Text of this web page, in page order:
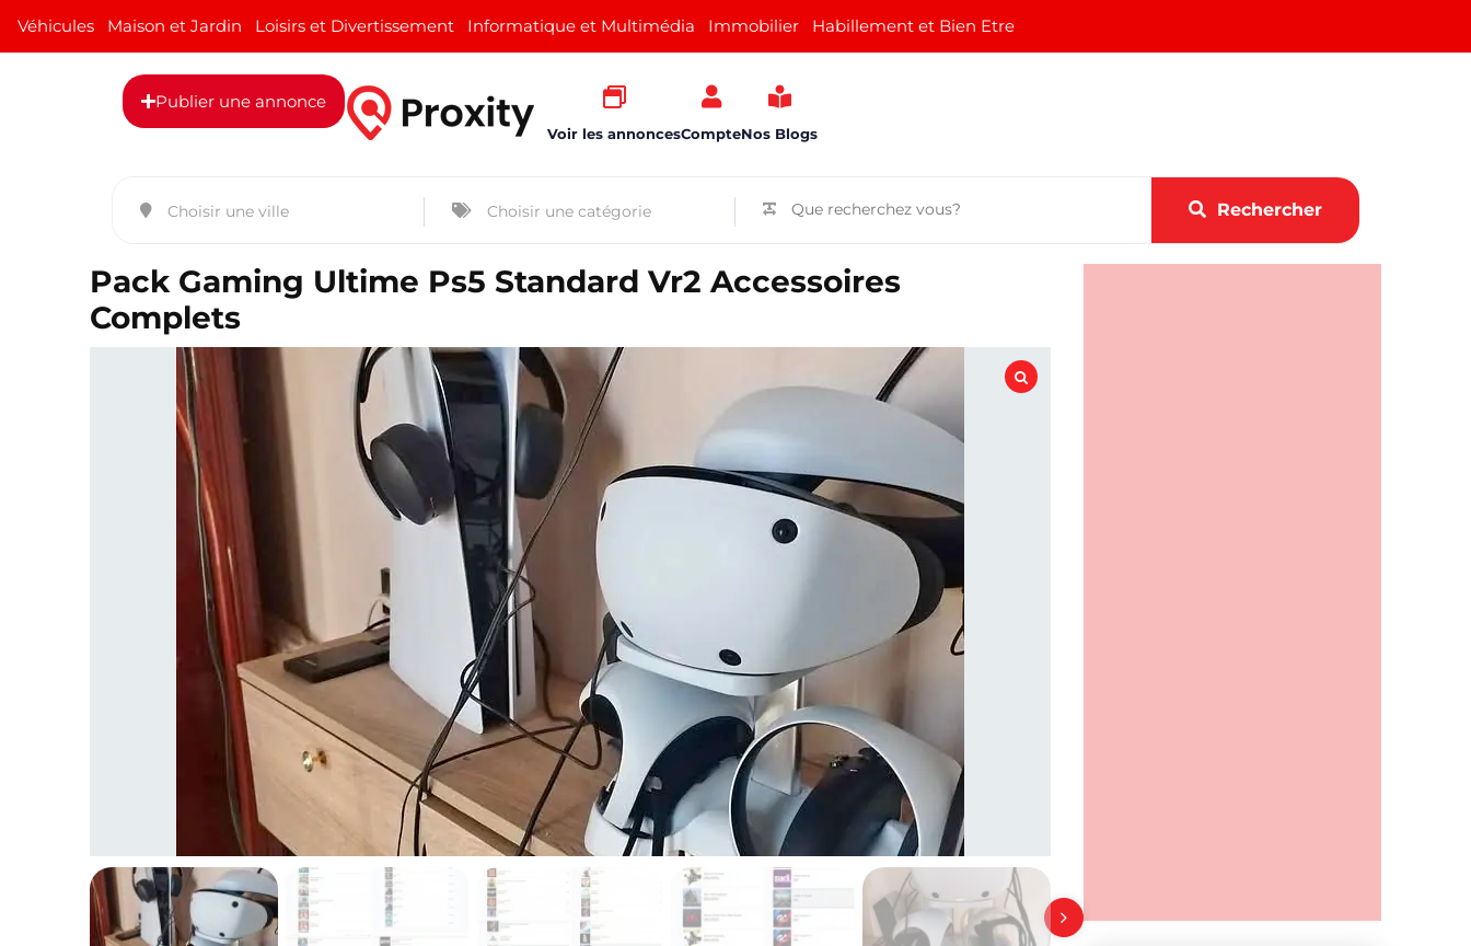
Véhicules Maison et Jardin Loisirs et Divertissement Informatique et Multimédia Immobilier Habillement et Bien Etre
Publier une annonce
Voir les annoncesCompteNos Blogs
Rechercher
Pack Gaming Ultime Ps5 Standard Vr2 Accessoires
Complets